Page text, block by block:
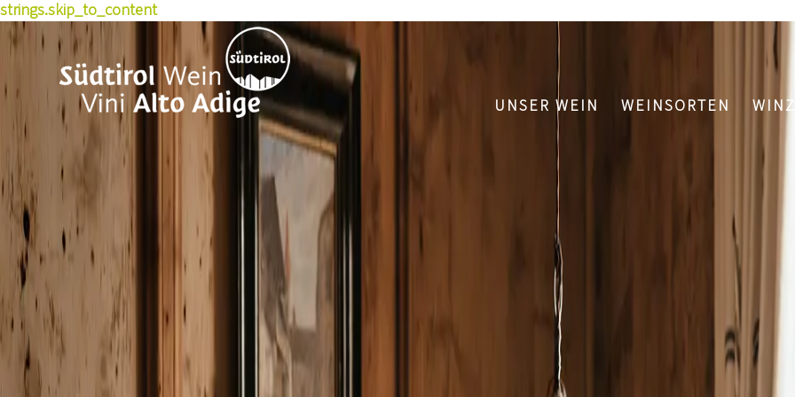
strings.skip_to_content
UNSER WEIN WEINSORTEN